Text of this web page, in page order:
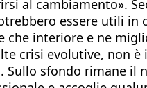
al cambiamento».
essere utili in
interiore e ne
crisi evolutive, non
Sullo sfondo rimane il